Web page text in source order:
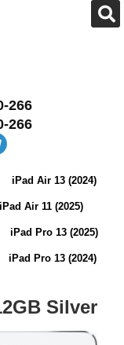
266
266
iPad Air 13 (2024)
iPad Air 11 (2025)
iPad Pro 13 (2025)
iPad Pro 13 (2024)
Silver